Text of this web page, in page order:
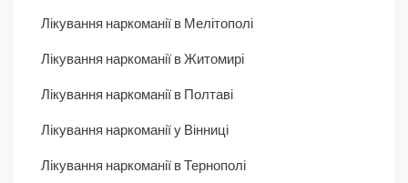
Лікування наркоманії в Мелітополі
Лікування наркоманії в Житомирі
Лікування наркоманії в Полтаві
Лікування наркоманії у Вінниці
Лікування наркоманії в Тернополі